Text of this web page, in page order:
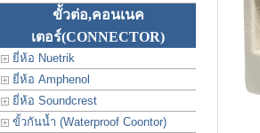
ขั้วต่อ,คอนเนค
เตอร์(CONNECTOR)
ยี่ห้อ Nuetrik
ยี่ห้อ Amphenol
ยี่ห้อ Soundcrest
ขั้วกันน้ำ (Waterproof Coontor)